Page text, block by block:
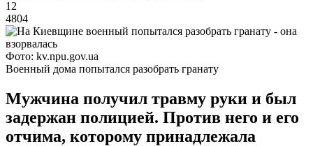
12
4804
Фото: kv.npu.gov.ua
Военный дома попытался разобрать гранату
Мужчина получил травму руки и был
задержан полицией. Против него и его
отчима, которому принадлежала